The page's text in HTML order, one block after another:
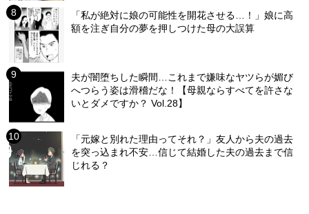
「私が絶対に娘の可能性を開花させる…！」娘に高
額を注ぎ自分の夢を押しつけた母の大誤算
夫が闇堕ちした瞬間…これまで嫌味なヤツらが媚び
へつらう姿は滑稽だな！【母親ならすべてを許さな
いとダメですか？ Vol.28】
「元嫁と別れた理由ってそれ？」友人から夫の過去
を突っ込まれ不安…信じて結婚した夫の過去まで信
じれる？